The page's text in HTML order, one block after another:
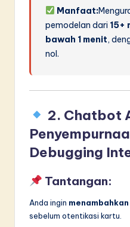
Manfaat:
pemodelan dari 15+
bawah 1 menit,
nol.
2. Chatbot
Debugging
Tantangan:
Anda ingin
sebelum otentikasi kartu.